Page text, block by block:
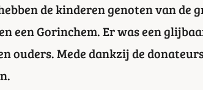
de kinderen genoten van de
een Gorinchem. Er was een
ouders. Mede dankzij de